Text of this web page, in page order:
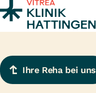
Zum Inhalt springen
Ihre Reha bei uns